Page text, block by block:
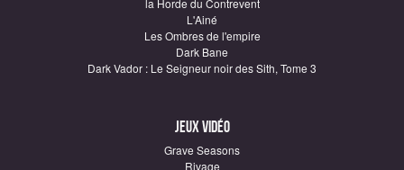
la Horde du Contrevent
L'Ainé
Les Ombres de l'empire
Dark Bane
Dark Vador : Le Seigneur noir des Sith, Tome 3
Jeux vidéo
Grave Seasons
Rivage